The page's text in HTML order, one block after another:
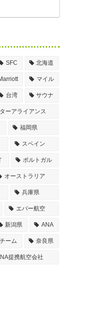
SFC 北海道
マイル
台湾 サウナ
ーアライアンス
福岡県
スペイン
ポルトガル
オーストラリア
兵庫県
エバー航空
新潟県 ANA
ーム 奈良県
提携航空会社